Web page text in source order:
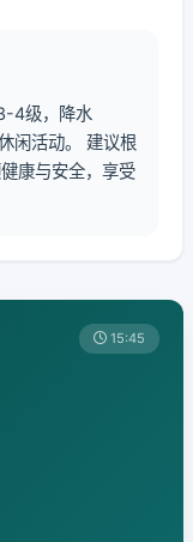
4级，降水
闲活动。 建议根
康与安全，享受
15:45